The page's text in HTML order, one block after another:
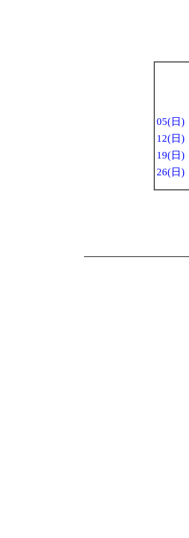
05(日)
12(日)
19(日)
26(日)